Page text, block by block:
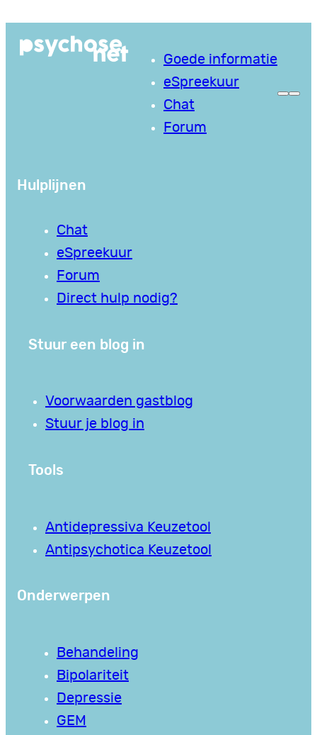
naar
Goede informatie
eSpreekuur
Chat
Forum
Hulplijnen
Chat
eSpreekuur
Forum
Direct hulp nodig?
Stuur een blog in
Voorwaarden gastblog
Stuur je blog in
Tools
Antidepressiva Keuzetool
Antipsychotica Keuzetool
Onderwerpen
Behandeling
Bipolariteit
Depressie
GEM